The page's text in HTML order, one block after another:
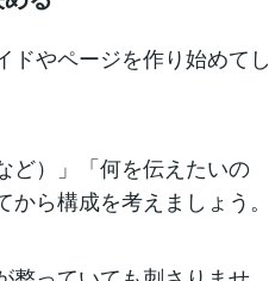
ドやページを作り始めてし
ど）」「何を伝えたいの
ら構成を考えましょう。